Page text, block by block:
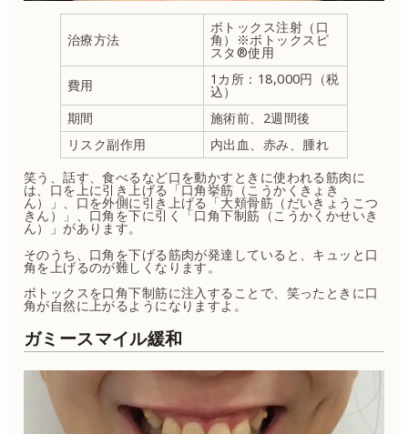
治療方法
ボトックス注射（口
角）※ボトックスビ
スタ®使用
費用
1カ所：18,000円（税
込）
期間
施術前、2週間後
リスク副作用
内出血、赤み、腫れ
笑う、話す、食べるなど口を動かすときに使われる筋肉に
は、口を上に引き上げる「口角挙筋（こうかくきょき
ん）」、口を外側に引き上げる「大頬骨筋（だいきょうこつ
きん）」、口角を下に引く「口角下制筋（こうかくかせいき
ん）」があります。
そのうち、口角を下げる筋肉が発達していると、キュッと口
角を上げるのが難しくなります。
ボトックスを口角下制筋に注入することで、笑ったときに口
角が自然に上がるようになりますよ。
ガミースマイル緩和